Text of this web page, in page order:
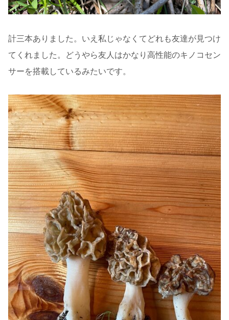
計三本ありました。いえ私じゃなくてどれも友達が見つけ
てくれました。どうやら友人はかなり高性能のキノコセン
サーを搭載しているみたいです。